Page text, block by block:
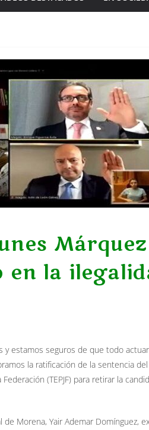
en la
y estamos seguros de que todo
la ratificación de la sentencia
(TEPJF) para retirar la
Morena, Yair Ademar Domínguez,